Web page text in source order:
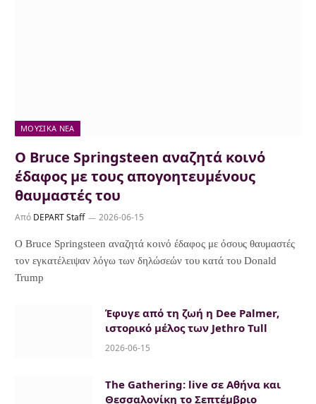
ΜΟΥΣΙΚΆ ΝΈΑ
Ο Bruce Springsteen αναζητά κοινό
έδαφος με τους απογοητευμένους
θαυμαστές του
Από DEPART Staff 2026-06-15
Ο Bruce Springsteen αναζητά κοινό έδαφος με όσους θαυμαστές
τον εγκατέλειψαν λόγω των δηλώσεών του κατά του Donald
Trump
Έφυγε από τη ζωή η Dee Palmer,
ιστορικό μέλος των Jethro Tull
2026-06-15
The Gathering: live σε Αθήνα και
Θεσσαλονίκη το Σεπτέμβριο